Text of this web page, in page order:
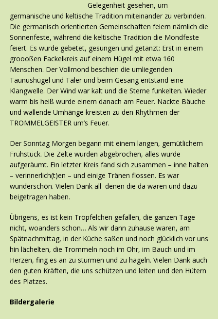
Gelegenheit gesehen, um
germanische und keltische Tradition miteinander zu verbinden.
Die germanisch orientierten Gemeinschaften feiern nämlich die
Sonnenfeste, während die keltische Tradition die Mondfeste
feiert. Es wurde gebetet, gesungen und getanzt: Erst in einem
groooßen Fackelkreis auf einem Hügel mit etwa 160
Menschen. Der Vollmond beschien die umliegenden
Taunushügel und Täler und beim Gesang entstand eine
Klangwelle. Der Wind war kalt und die Sterne funkelten. Wieder
warm bis heiß wurde einem danach am Feuer. Nackte Bäuche
und wallende Umhänge kreisten zu den Rhythmen der
TROMMELGEISTER um’s Feuer.
Der Sonntag Morgen begann mit einem langen, gemütlichem
Frühstück. Die Zelte wurden abgebrochen, alles wurde
aufgeräumt. Ein letzter Kreis fand sich zusammen – inne halten
– verinnerlich(t)en – und einige Tränen flossen. Es war
wunderschön. Vielen Dank all denen die da waren und dazu
beigetragen haben.
Übrigens, es ist kein Tröpfelchen gefallen, die ganzen Tage
nicht, woanders schon… Als wir dann zuhause waren, am
Spätnachmittag, in der Küche saßen und noch glücklich vor uns
hin lächelten, die Trommeln noch im Ohr, im Bauch und im
Herzen, fing es an zu stürmen und zu hageln. Vielen Dank auch
den guten Kräften, die uns schützen und leiten und den Hütern
des Platzes.
Bildergalerie